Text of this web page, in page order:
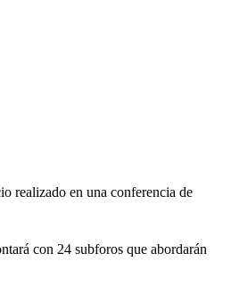
realizado en una conferencia de
con 24 subforos que abordarán